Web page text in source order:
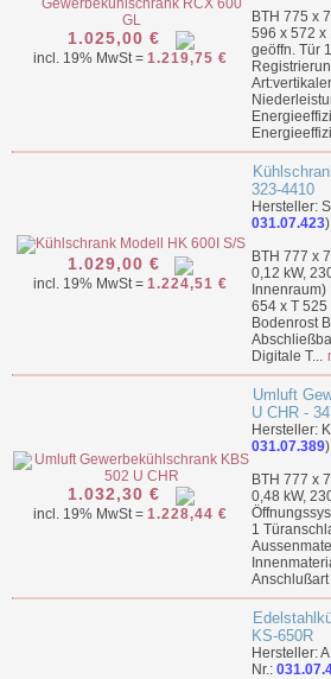
1.025,00 €
incl. 19% MwSt = 1.219,75 €
BTH 775 x
596 x 572 x
geöffn. Tür
1.029,00 €
incl. 19% MwSt = 1.224,51 €
323-4410
Hersteller:
031.07.423)
BTH 777 x
0,12 kW,
654 x T 525
Bodenrost
Digitale T...
1.032,30 €
incl. 19% MwSt = 1.228,44 €
Umluft
U CHR -
Hersteller:
031.07.389)
BTH 777 x
0,48 kW,
1
Anschlußart
KS-650R
Hersteller:
Nr.: